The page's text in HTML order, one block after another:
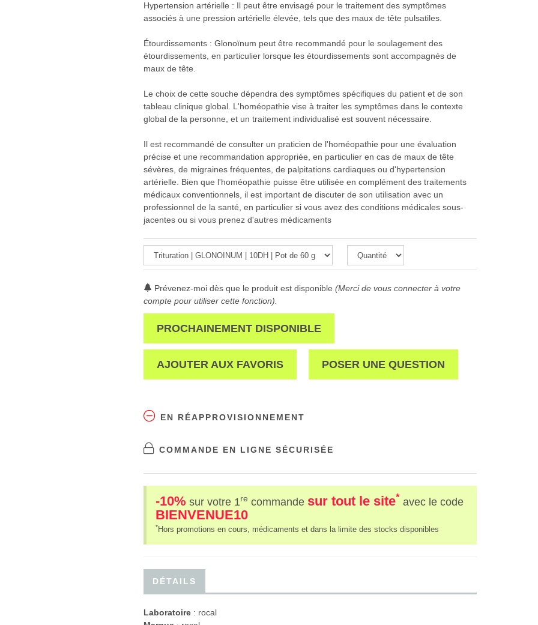
Hypertension artérielle : Il peut être envisagé pour le traitement des symptômes
associés à une pression artérielle élevée, tels que des maux de tête pulsatiles.
Étourdissements : Glonoïnum peut être recommandé pour le soulagement des
étourdissements, en particulier lorsque les étourdissements sont accompagnés de
maux de tête.
Le choix de cette souche dépendra des symptômes spécifiques du patient et de son
tableau clinique global. L'homéopathie vise à traiter les symptômes dans le contexte
global de la personne, et un traitement individualisé est souvent nécessaire.
Il est recommandé de consulter un praticien de l'homéopathie pour une évaluation
précise et une recommandation appropriée, en particulier en cas de maux de tête
sévères, de migraines fréquentes, de palpitations cardiaques ou d'hypertension
artérielle. Bien que l'homéopathie puisse être utilisée en complément des traitements
médicaux conventionnels, il est important de discuter de son utilisation avec un
professionnel de la santé, en particulier si vous avez des conditions médicales sous-
jacentes ou si vous prenez d'autres médicaments
Prévenez-moi dès que le produit est disponible (Merci de vous connecter à votre
compte pour utiliser cette fonction).
PROCHAINEMENT DISPONIBLE
AJOUTER AUX FAVORIS POSER UNE QUESTION
EN RÉAPPROVISIONNEMENT
COMMANDE EN LIGNE SÉCURISÉE
-10% sur votre 1re commande sur tout le site* avec le code
BIENVENUE10
*Hors promotions en cours, médicaments et dans la limite des stocks disponibles
DÉTAILS
Laboratoire : rocal